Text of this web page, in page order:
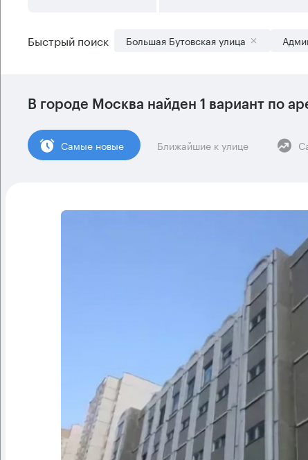
Быстрый поиск Большая Бутовская улица
В городе Москва найден 1 вариант по
Cамые новые Ближайшие к улице